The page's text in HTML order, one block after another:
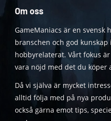
Om oss
GameManiacs är en svensk
branschen och god
hobbyrelaterat. Vårt fokus
vara nöjd med det du köper
Då vi själva är mycket
alltid följa med på nya
också gärna emot tips,